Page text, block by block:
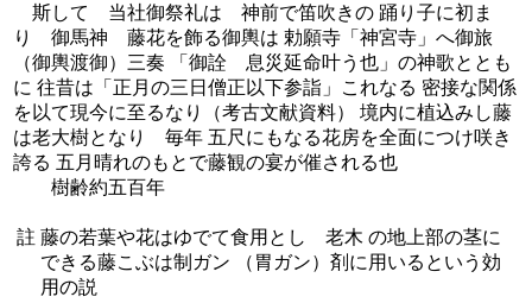
斯して 当社御祭礼は 神前で笛吹きの 踊り子に初ま
り 御馬神 藤花を飾る御輿は 勅願寺「神宮寺」へ御旅
（御輿渡御）三奏 「御詮 息災延命叶う也」の神歌ととも
に 往昔は「正月の三日僧正以下参詣」これなる 密接な関係
を以て現今に至るなり（考古文献資料） 境内に植込みし藤
は老大樹となり 毎年 五尺にもなる花房を全面につけ咲き
誇る 五月晴れのもとで藤観の宴が催される也
樹齢約五百年
註 藤の若葉や花はゆでて食用とし 老木 の地上部の茎に
できる藤こぶは制ガン （胃ガン）剤に用いるという効
用の説